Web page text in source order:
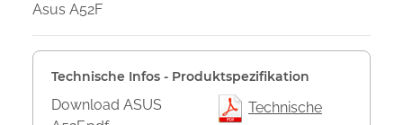
Asus A52F
Technische Infos - Produktspezifikation
Download ASUS
Technische